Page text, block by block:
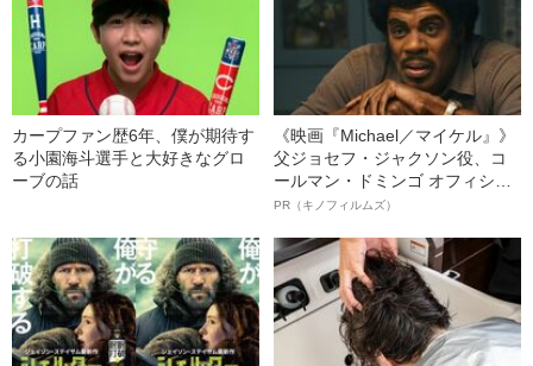
カープファン歴6年、僕が期待す
る小園海斗選手と大好きなグロ
ーブの話
《映画『Michael／マイケル』》
父ジョセフ・ジャクソン役、コ
ールマン・ドミンゴ オフィシャ
ルインタビュー“観客を魅了した
語る”《日本興収70億円突破》
PR（キノフィルムズ）